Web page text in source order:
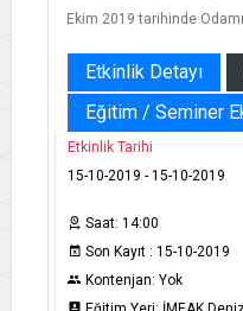
Ekim 2019 tarihinde
Etkinlik Detayı
Eğitim / Seminer
Etkinlik Tarihi
15-10-2019 - 15-10-2019
Saat: 14:00
Son Kayıt : 15-10-2019
Kontenjan: Yok